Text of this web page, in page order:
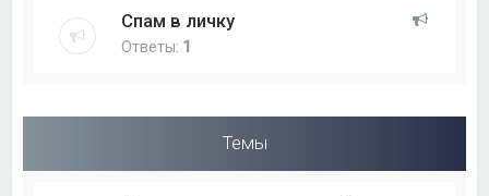
Спам в личку
Ответы: 1
Темы